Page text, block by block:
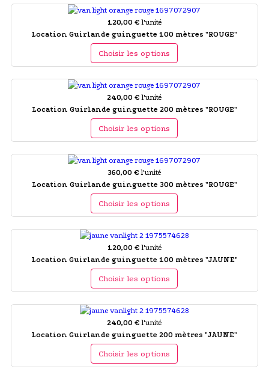
120,00 € l'unité
Location Guirlande guinguette 100 mètres "ROUGE"
Choisir les options
240,00 € l'unité
Location Guirlande guinguette 200 mètres "ROUGE"
Choisir les options
360,00 € l'unité
Location Guirlande guinguette 300 mètres "ROUGE"
Choisir les options
120,00 € l'unité
Location Guirlande guinguette 100 mètres "JAUNE"
Choisir les options
240,00 € l'unité
Location Guirlande guinguette 200 mètres "JAUNE"
Choisir les options